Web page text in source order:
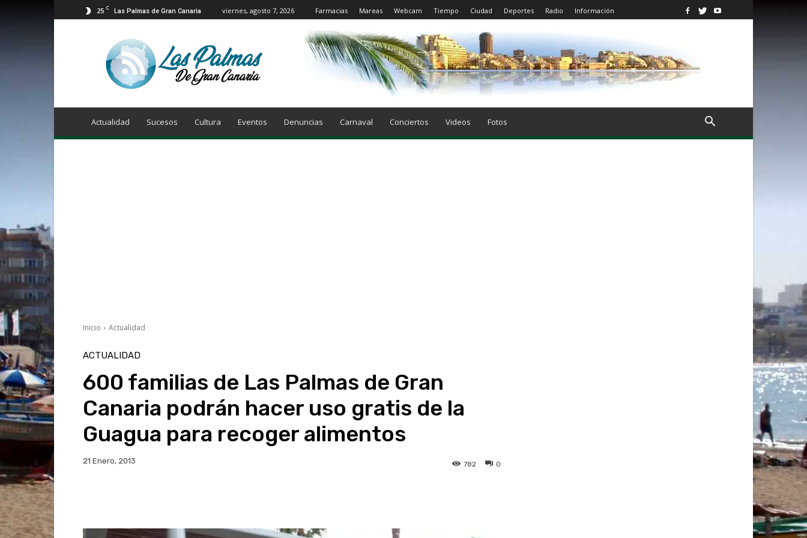
25 C Las Palmas de Gran Canaria viernes, agosto 7, 2026 Farmacias Mareas Webcam Tiempo Ciudad Deportes Radio Información
Las
Palmas
de
Canaria
Actualidad Sucesos Cultura Eventos Denuncias Carnaval Conciertos Videos Fotos
Inicio Actualidad
ACTUALIDAD
600 familias de Las Palmas de Gran
Canaria podrán hacer uso gratis de la
Guagua para recoger alimentos
21 Enero, 2013 0
782